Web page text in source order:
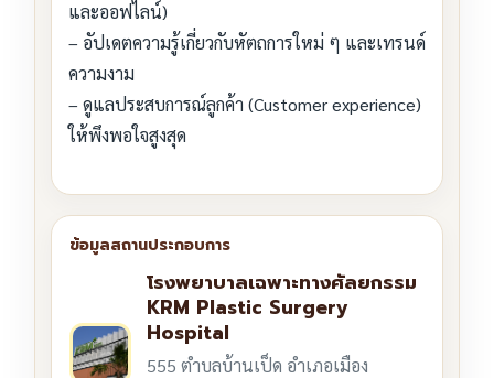
และออฟไลน์)
– อัปเดตความรู้เกี่ยวกับหัตถการใหม่ ๆ และเทรนด์
ความงาม
– ดูแลประสบการณ์ลูกค้า (Customer experience)
ให้พึงพอใจสูงสุด
โรงพยาบาลเฉพาะทางศัลยกรรม
KRM Plastic Surgery
Hospital
555 ตำบลบ้านเป็ด อำเภอเมือง